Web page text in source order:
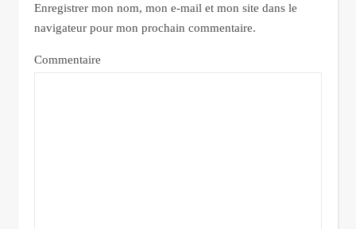
Enregistrer mon nom, mon e-mail et mon site dans le
navigateur pour mon prochain commentaire.
Commentaire